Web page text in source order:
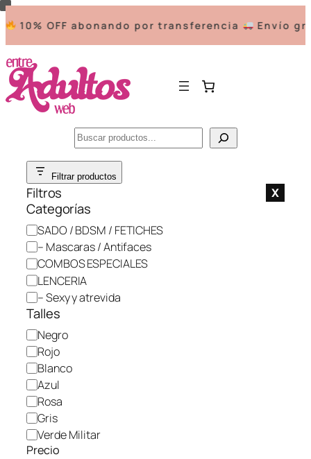
10% OFF abonando por transferencia Envío
Buscar
Saltar
contenido
Filtrar productos
Filtros X
Categorías
C
a
t
e
g
o
r
í
a
SADO / BDSM / FETICHES
– Mascaras / Antifaces
COMBOS ESPECIALES
LENCERIA
– Sexy y atrevida
Talles
C
o
l
o
r
Negro
Rojo
Blanco
Azul
Rosa
Gris
Verde Militar
Precio